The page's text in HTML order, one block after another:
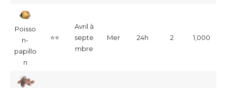
Poisso
n-
papillo
n
⭐⭐
Avril à
septe
mbre
Mer 24h 2 1,000